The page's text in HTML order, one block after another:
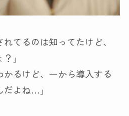
れてるのは知ってたけど、
」
かるけど、一から導入する
よね…」